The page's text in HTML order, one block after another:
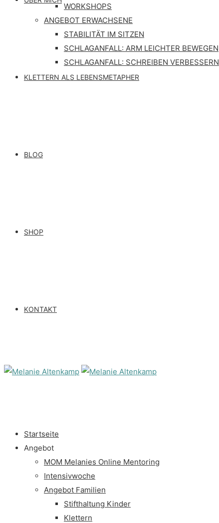
WORKSHOPS
ANGEBOT ERWACHSENE
STABILITÄT IM SITZEN
SCHLAGANFALL: ARM LEICHTER BEWEGEN
SCHLAGANFALL: SCHREIBEN VERBESSERN
KLETTERN ALS LEBENSMETAPHER
BLOG
SHOP
KONTAKT
Startseite
Angebot
MOM Melanies Online Mentoring
Intensivwoche
Angebot Familien
Stifthaltung Kinder
Klettern